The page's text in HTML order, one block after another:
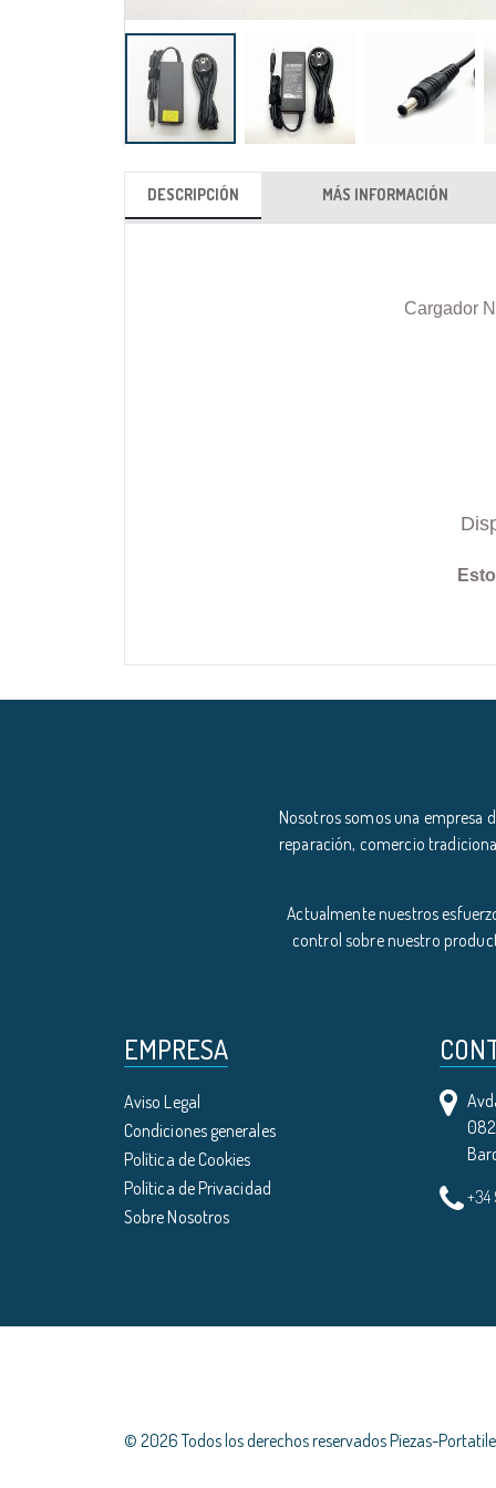
DESCRIPCIÓN
Cargador
MÁS INFORMACIÓN
Nosotros somos una empresa
reparación, comercio
Actualmente nuestros
control sobre nuestro
EMPRESA
Aviso Legal
Condiciones generales
Política de Cookies
Política de Privacidad
Sobre Nosotros
© 2026 Todos los derechos reservados Piezas-